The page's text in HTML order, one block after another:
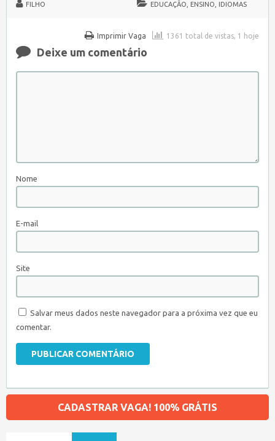
FILHO EDUCAÇÃO, ENSINO, IDIOMAS
1361 total de vistas, 1 hoje
Imprimir Vaga
Deixe um comentário
Nome
E-mail
Site
Salvar meus dados neste navegador para a próxima vez que eu
comentar.
CADASTRAR VAGA! 100% GRÁTIS